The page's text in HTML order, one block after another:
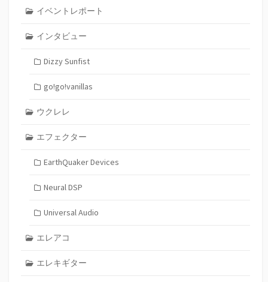
イベントレポート
インタビュー
Dizzy Sunfist
go!go!vanillas
ウクレレ
エフェクター
EarthQuaker Devices
Neural DSP
Universal Audio
エレアコ
エレキギター